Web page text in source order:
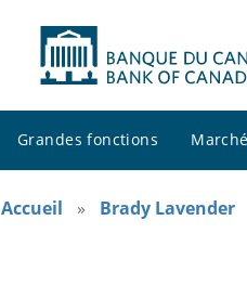
Grandes fonctions
Accueil Brady Lavender